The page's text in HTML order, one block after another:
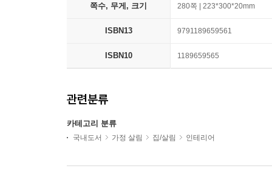
쪽수, 무게, 크기 280쪽 | 223*300*20mm
ISBN13 9791189659561
ISBN10 1189659565
관련분류
카테고리 분류
국내도서 가정 살림 집/살림 인테리어